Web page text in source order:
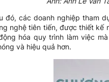
đó, các doanh nghiệp tham
nghệ tiên tiến, được thiết kế
hóa quy trình làm việc
và hiệu quả hơn.